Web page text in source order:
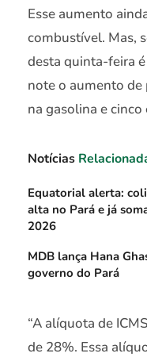
Esse aumento
combustível. Mas,
desta quinta-feira
note o aumento
na gasolina e
Notícias
Equatorial alerta:
alta no Pará e já
2026
MDB lança Hana
governo do Pará
“A alíquota de
de 28%. Essa